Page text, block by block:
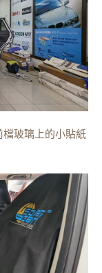
玻璃上的小貼紙